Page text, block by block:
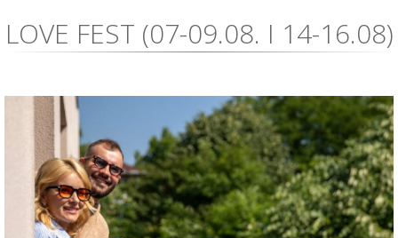
LOVE FEST (07-09.08. I 14-16.08)